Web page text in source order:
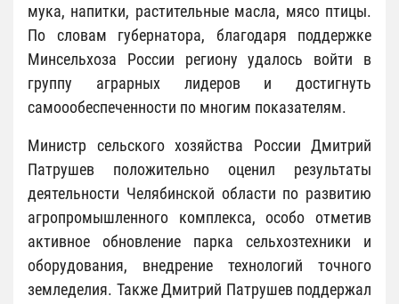
мука, напитки, растительные масла, мясо птицы.
По словам губернатора, благодаря поддержке
Минсельхоза России региону удалось войти в
группу аграрных лидеров и достигнуть
самоообеспеченности по многим показателям.
Министр сельского хозяйства России Дмитрий
Патрушев положительно оценил результаты
деятельности Челябинской области по развитию
агропромышленного комплекса, особо отметив
активное обновление парка сельхозтехники и
оборудования, внедрение технологий точного
земледелия. Также Дмитрий Патрушев поддержал